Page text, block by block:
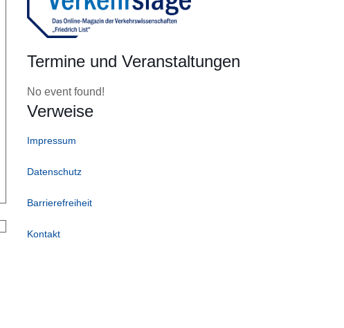
Termine und Veranstaltungen
No event found!
Verweise
Impressum
Datenschutz
Barrierefreiheit
Kontakt